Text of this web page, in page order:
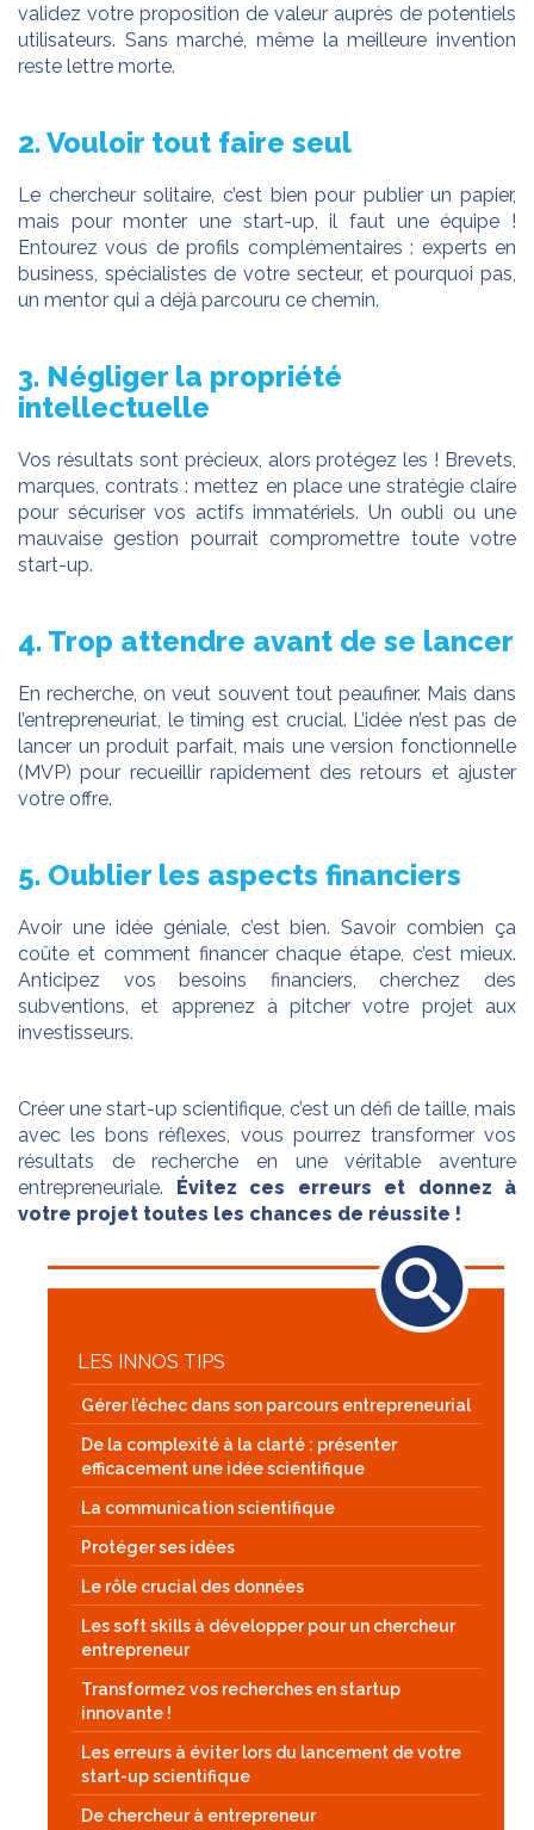
validez votre proposition de valeur auprès de potentiels
utilisateurs. Sans marché, même la meilleure invention
reste lettre morte.
2. Vouloir tout faire seul
Le chercheur solitaire, c’est bien pour publier un papier,
mais pour monter une start-up, il faut une équipe !
Entourez vous de profils complémentaires : experts en
business, spécialistes de votre secteur, et pourquoi pas,
un mentor qui a déjà parcouru ce chemin.
3. Négliger la propriété
intellectuelle
Vos résultats sont précieux, alors protégez les ! Brevets,
marques, contrats : mettez en place une stratégie claire
pour sécuriser vos actifs immatériels. Un oubli ou une
mauvaise gestion pourrait compromettre toute votre
start-up.
4. Trop attendre avant de se lancer
En recherche, on veut souvent tout peaufiner. Mais dans
l’entrepreneuriat, le timing est crucial. L’idée n’est pas de
lancer un produit parfait, mais une version fonctionnelle
(MVP) pour recueillir rapidement des retours et ajuster
votre offre.
5. Oublier les aspects financiers
Avoir une idée géniale, c’est bien. Savoir combien ça
coûte et comment financer chaque étape, c’est mieux.
Anticipez vos besoins financiers, cherchez des
subventions, et apprenez à pitcher votre projet aux
investisseurs.
Créer une start-up scientifique, c’est un défi de taille, mais
avec les bons réflexes, vous pourrez transformer vos
résultats de recherche en une véritable aventure
entrepreneuriale. Évitez ces erreurs et donnez à
votre projet toutes les chances de réussite !
LES INNOS TIPS
Gérer l’échec dans son parcours entrepreneurial
De la complexité à la clarté : présenter
efficacement une idée scientifique
La communication scientifique
Protéger ses idées
Le rôle crucial des données
Les soft skills à développer pour un chercheur
entrepreneur
Transformez vos recherches en startup
innovante !
Les erreurs à éviter lors du lancement de votre
start-up scientifique
De chercheur à entrepreneur